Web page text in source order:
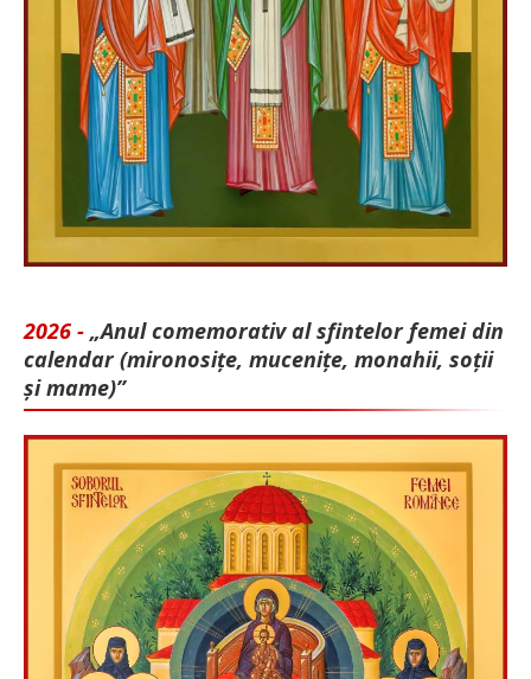
2026 - „Anul comemorativ al sfintelor femei din
calendar (mironosițe, mu­cenițe, monahii, soții
și mame)”